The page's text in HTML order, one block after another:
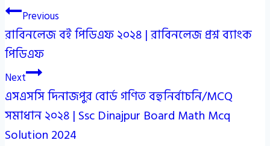
Post
navigation
Previous
রাবিনলেজ বই পিডিএফ ২০২৪ | রাবিনলেজ প্রশ্ন ব্যাংক
পিডিএফ
Next
এসএসসি দিনাজপুর বোর্ড গণিত বহুনির্বাচনি/MCQ
সমাধান ২০২৪ | Ssc Dinajpur Board Math Mcq
Solution 2024